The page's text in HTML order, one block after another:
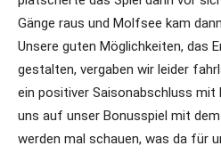
Gänge raus und Molfsee kam
Unsere guten Möglichkeiten, das
gestalten, vergaben wir leider
ein positiver Saisonabschluss
uns auf unser Bonusspiel mit
werden mal schauen, was da für